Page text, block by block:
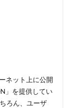
ネット上に公開
」を提供してい
ろん、ユーザ